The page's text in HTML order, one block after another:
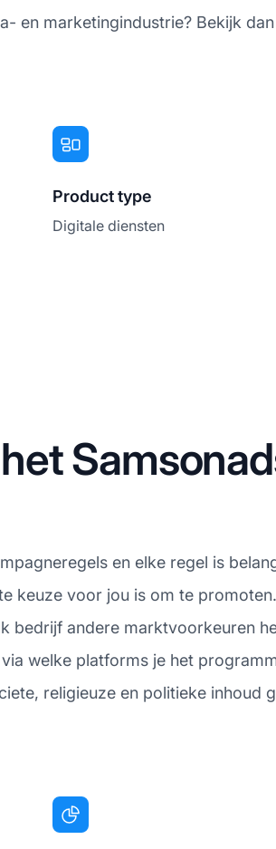
en marketingindustrie? Bekijk
Product type
Digitale diensten
en elke regel is
keuze voor jou is om te
bedrijf andere marktvoorkeuren
welke platforms je het
religieuze en politieke inhoud